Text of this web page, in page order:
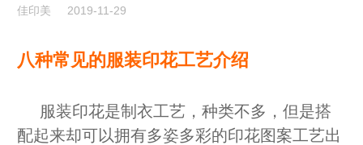
佳印美 2019-11-29
八种常见的服装印花工艺介绍
服装印花是制衣工艺，种类不多，但是搭
配起来却可以拥有多姿多彩的印花图案工艺出